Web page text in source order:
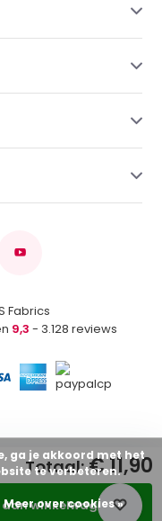
winkelwagen
Totaal:€ 11,90
Fabrics
9,3 - 3.128 reviews
ga je akkoord met het
te verbeteren.
Meer over cookies »